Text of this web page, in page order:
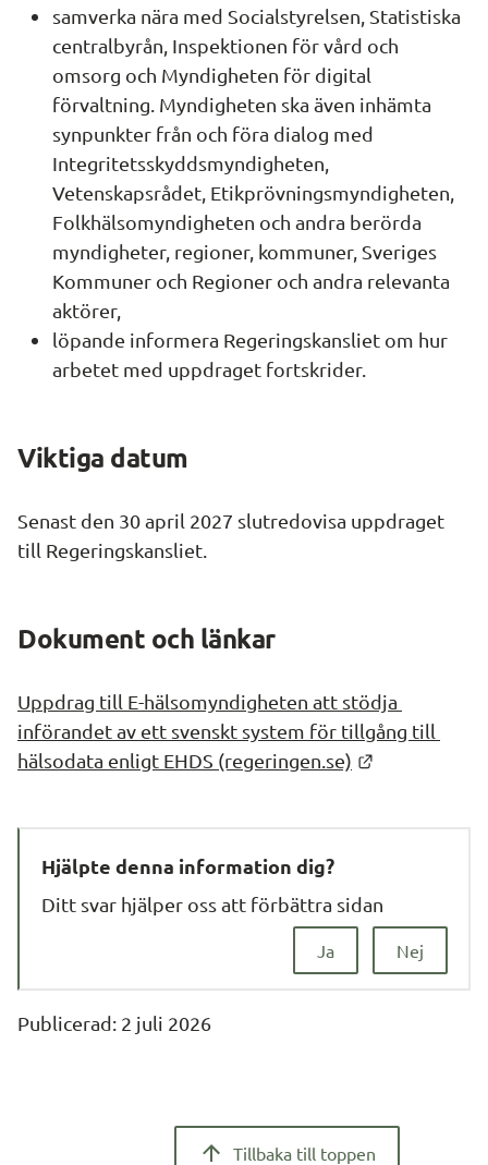
samverka nära med Socialstyrelsen, Statistiska
centralbyrån, Inspektionen för vård och
omsorg och Myndigheten för digital
förvaltning. Myndigheten ska även inhämta
synpunkter från och föra dialog med
Integritetsskyddsmyndigheten,
Vetenskapsrådet, Etikprövningsmyndigheten,
Folkhälsomyndigheten och andra berörda
myndigheter, regioner, kommuner, Sveriges
Kommuner och Regioner och andra relevanta
aktörer,
löpande informera Regeringskansliet om hur
arbetet med uppdraget fortskrider.
Viktiga datum
Senast den 30 april 2027 slutredovisa uppdraget
till Regeringskansliet.
Dokument och länkar
Uppdrag till E-hälsomyndigheten att stödja
införandet av ett svenskt system för tillgång till
hälsodata enligt EHDS (regeringen.se)
Hjälpte denna information dig?
Nej
Ja
Ditt svar hjälper oss att förbättra sidan
Publicerad: 2 juli 2026
Tillbaka till toppen